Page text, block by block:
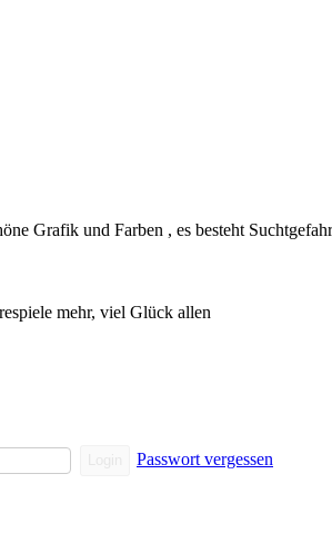
Grafik und Farben , es besteht
mehr, viel Glück allen
Passwort vergessen